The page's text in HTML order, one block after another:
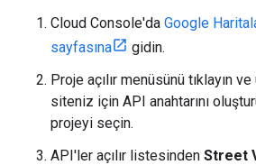
Cloud Console'da Google
sayfasına
gidin.
Proje açılır menüsünü tıklayın
siteniz için API anahtarını
projeyi seçin.
API'ler açılır listesinden Street